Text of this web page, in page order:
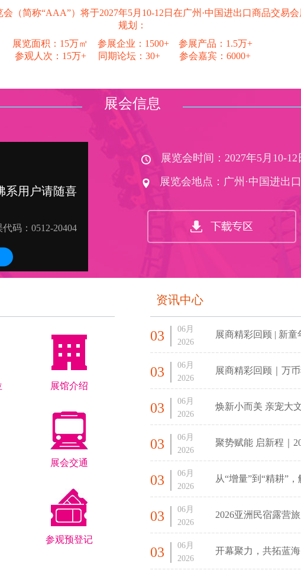
（简称“AAA”）将于2027年5月10-12日在广州·中国进出口商品交易
规划：
展览面积：15万㎡ 参展企业：1500+ 参展产品：1.5万+
参观人次：15万+ 同期论坛：30+ 参会嘉宾：6000+
展会信息
展览会时间：2027年5月10-12
展览会地点：广州·中国进出
展馆介绍
展会交通
参观预登记
资讯中心
03
06月
2026
展商精彩回顾 | 新
03
06月
2026
展商精彩回顾｜万
03
06月
2026
焕新小而美 亲宠大
03
06月
2026
聚势赋能 启新程｜
03
06月
2026
从“增量”到“精耕”
03
06月
2026
2026亚洲民宿露营
03
06月
2026
开幕聚力，共拓蓝